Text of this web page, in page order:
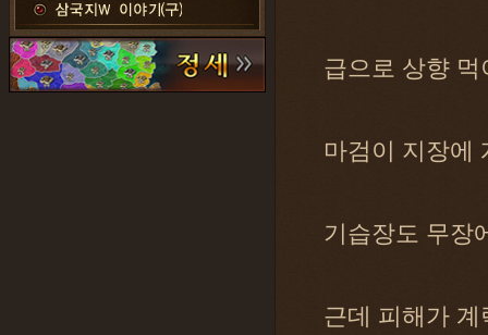
급으로 상향
마검이 지장에
기습장도 무장
근데 피해가